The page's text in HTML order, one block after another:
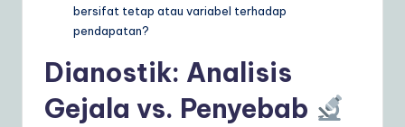
bersifat tetap atau variabel terhadap
pendapatan?
Dianostik: Analisis
Gejala vs. Penyebab